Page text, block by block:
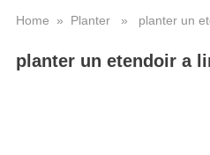
Home » Planter» planter un
planter un etendoir a